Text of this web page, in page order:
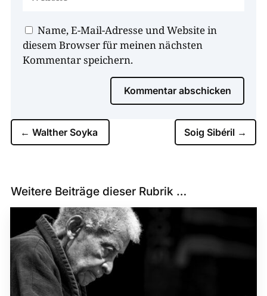
Name, E-Mail-Adresse und Website in
diesem Browser für meinen nächsten
Kommentar speichern.
Kommentar abschicken
← Walther Soyka Soig Sibéril →
Weitere Beiträge dieser Rubrik …